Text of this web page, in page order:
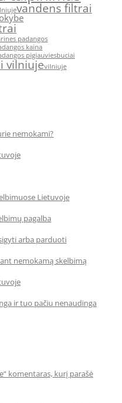
vandens filtrai
padangos
kaina
pigiauviesbuciai
vilniujevilniuje
nemokami?
Lietuvoje
pagalba
arba parduoti
nemokamą skelbimą
ir tuo pačiu nenaudinga
komentaras, kurį parašė